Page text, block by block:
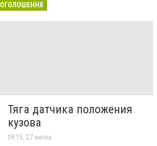
ОГОЛОШЕННЯ
Тяга датчика положения
кузова
09:15, 27 липня